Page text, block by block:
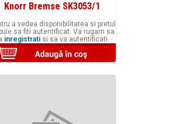
Knorr Bremse SK3053/1
a vedea disponibilitatea si pretul
sa fiti autentificat. Va rugam sa
inregistrati si sa va autentificati.